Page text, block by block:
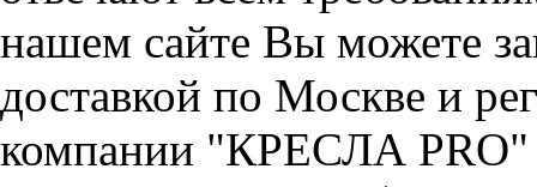
нашем сайте Вы можете
доставкой по Москве и
компании "КРЕСЛА PRO"